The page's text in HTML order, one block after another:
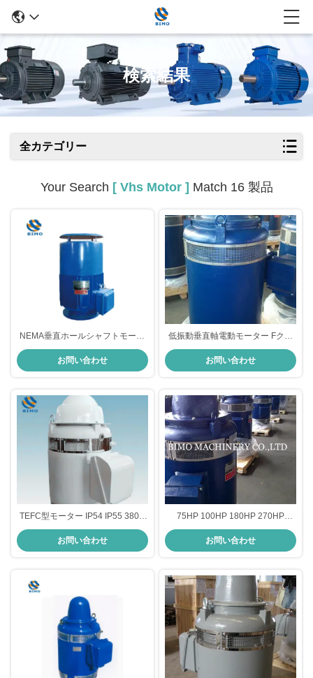
検索結果
全カテゴリー
Your Search [ Vhs Motor ] Match 16 製品
NEMA垂直ホールシャフトモータ
ー IP54 380V 660V 3相 50HZ
1450rpm 75kw VHSモーター
お問い合わせ
低振動垂直軸電動モーター Fクラ
ス 完全に閉ざされたVHSモーター
お問い合わせ
TEFC型モーター IP54 IP55 380V
660V 45KW 60HP 縦ホールシャフ
ト 60HZ 4極VHSモーター
お問い合わせ
75HP 100HP 180HP 270HP
300HP VHS モーター IEC 標準
NEMA 標準
お問い合わせ